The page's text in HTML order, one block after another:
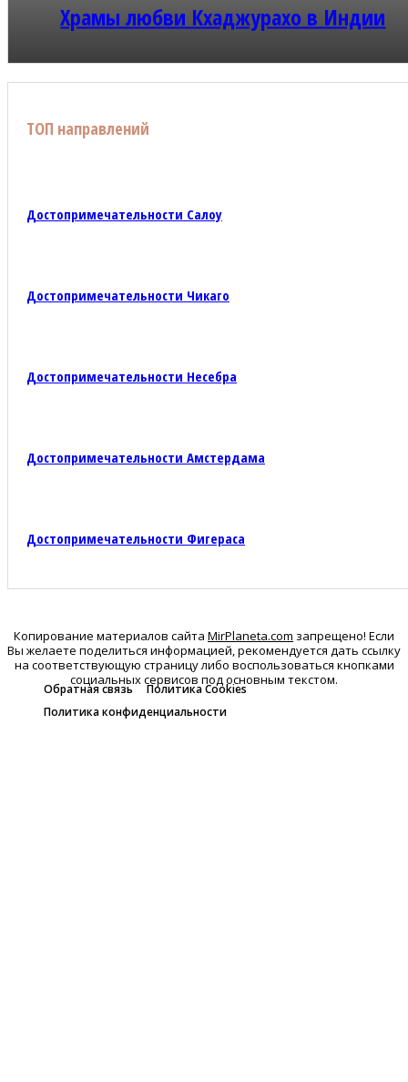
Храмы любви Кхаджурахо в Индии
ТОП направлений
Достопримечательности Салоу
Достопримечательности Чикаго
Достопримечательности Несебра
Достопримечательности Амстердама
Достопримечательности Фигераса
Копирование материалов сайта MirPlaneta.com запрещено! Если
Вы желаете поделиться информацией, рекомендуется дать ссылку
на соответствующую страницу либо воспользоваться кнопками
социальных сервисов под основным текстом.
Обратная связь
Политика Cookies
Политика конфиденциальности